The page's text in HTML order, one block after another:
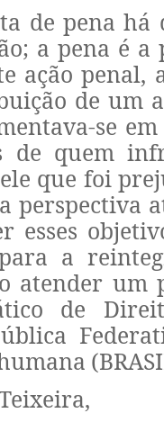
de pena há
a pena é
ação penal,
de um
se
de quem
que foi
perspectiva
esses
a
atender
de